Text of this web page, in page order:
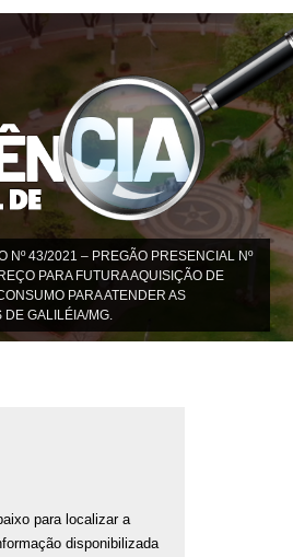
Nº 43/2021 – PREGÃO PRESENCIAL Nº
PARA FUTURA AQUISIÇÃO DE
PARA ATENDER AS
GALILÉIA/MG.
para localizar a
disponibilizada